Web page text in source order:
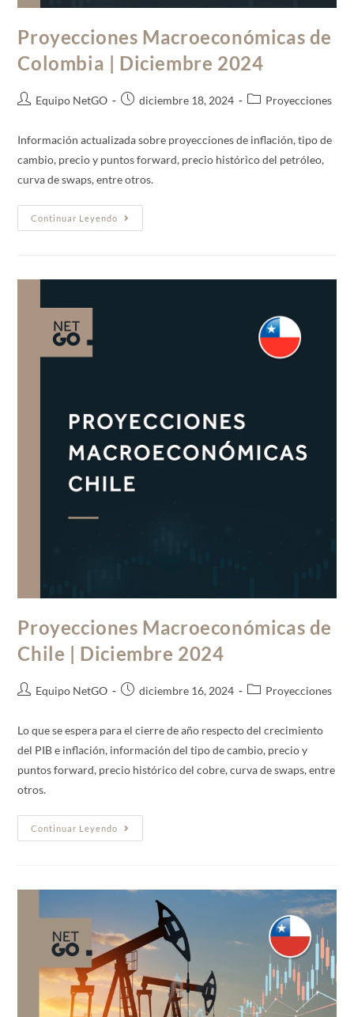
Proyecciones Macroeconómicas de
Colombia | Diciembre 2024
Equipo NetGO diciembre 18, 2024 Proyecciones
Información actualizada sobre proyecciones de inflación, tipo de
cambio, precio y puntos forward, precio histórico del petróleo,
curva de swaps, entre otros.
Continuar Leyendo
Proyecciones Macroeconómicas de
Chile | Diciembre 2024
Equipo NetGO diciembre 16, 2024 Proyecciones
Lo que se espera para el cierre de año respecto del crecimiento
del PIB e inflación, información del tipo de cambio, precio y
puntos forward, precio histórico del cobre, curva de swaps, entre
otros.
Continuar Leyendo